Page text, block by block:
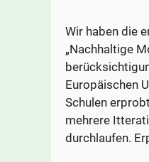
Wir haben die
„Nachhaltige
Europäischen
Schulen
mehrere
durchlaufen.